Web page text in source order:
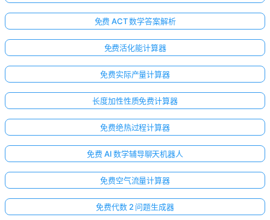
免费 ACT 数学答案解析
免费活化能计算器
免费实际产量计算器
长度加性性质免费计算器
免费绝热过程计算器
免费 AI 数学辅导聊天机器人
免费空气流量计算器
免费代数 2 问题生成器